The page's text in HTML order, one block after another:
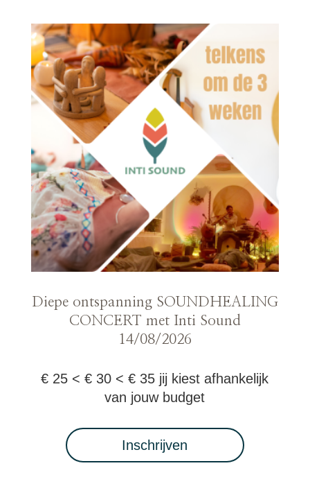
Diepe ontspanning SOUNDHEALING
CONCERT met Inti Sound
14/08/2026
€ 25 < € 30 < € 35 jij kiest afhankelijk
van jouw budget
Inschrijven